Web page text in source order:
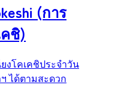
(การ
ชิ)
โคเคชิประจำวัน
ได้ตามสะดวก